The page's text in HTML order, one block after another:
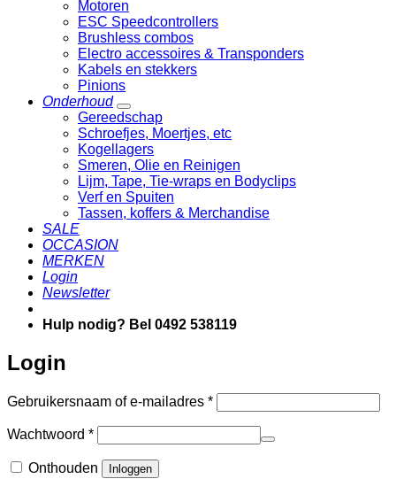
Motoren
ESC Speedcontrollers
Brushless combos
Electro accessoires & Transponders
Kabels en stekkers
Pinions
Onderhoud
Gereedschap
Schroefjes, Moertjes, etc
Kogellagers
Smeren, Olie en Reinigen
Lijm, Tape, Tie-wraps en Bodyclips
Verf en Spuiten
Tassen, koffers & Merchandise
SALE
OCCASION
MERKEN
Login
Newsletter
Hulp nodig? Bel 0492 538119
Login
Gebruikersnaam of e-mailadres *Vereist
Wachtwoord *Vereist
Onthouden Inloggen